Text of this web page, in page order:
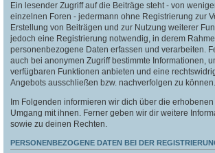
Ein lesender Zugriff auf die Beiträge steht - von
einzelnen Foren - jedermann ohne Registrierung zur
Erstellung von Beiträgen und zur Nutzung weiterer
jedoch eine Registrierung notwendig, in derem
personenbezogene Daten erfassen und verarbeiten.
auch bei anonymen Zugriff bestimmte Informationen,
verfügbaren Funktionen anbieten und eine
Angebots ausschließen bzw. nachverfolgen zu können.
Im Folgenden informieren wir dich über die
Umgang mit ihnen. Ferner geben wir dir weitere
sowie zu deinen Rechten.
PERSONENBEZOGENE DATEN BEI DER